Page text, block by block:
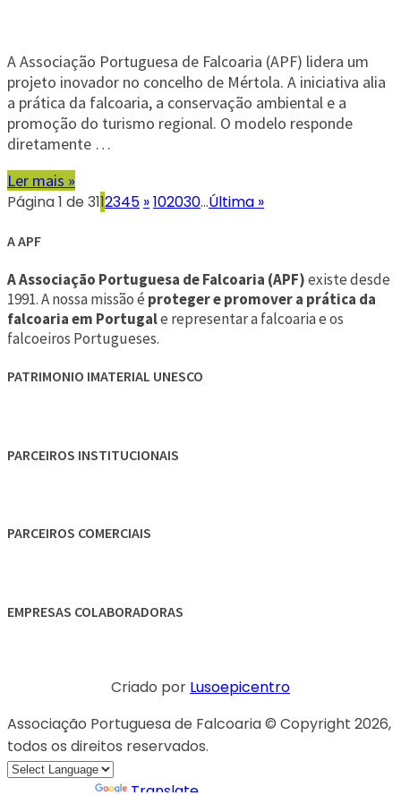
A Associação Portuguesa de Falcoaria (APF) lidera um
projeto inovador no concelho de Mértola. A iniciativa alia
a prática da falcoaria, a conservação ambiental e a
promoção do turismo regional. O modelo responde
diretamente …
Ler mais »
Página 1 de 3112345 »102030...Última »
A APF
A Associação Portuguesa de Falcoaria (APF)existe desde
1991. A nossa missão é proteger e promover a prática da
falcoaria em Portugale representar a falcoaria e os
falcoeiros Portugueses.
PATRIMONIO IMATERIAL UNESCO
PARCEIROS INSTITUCIONAIS
PARCEIROS COMERCIAIS
EMPRESAS COLABORADORAS
Criado por Lusoepicentro
Associação Portuguesa de Falcoaria © Copyright 2026,
todos os direitos reservados.
Translate